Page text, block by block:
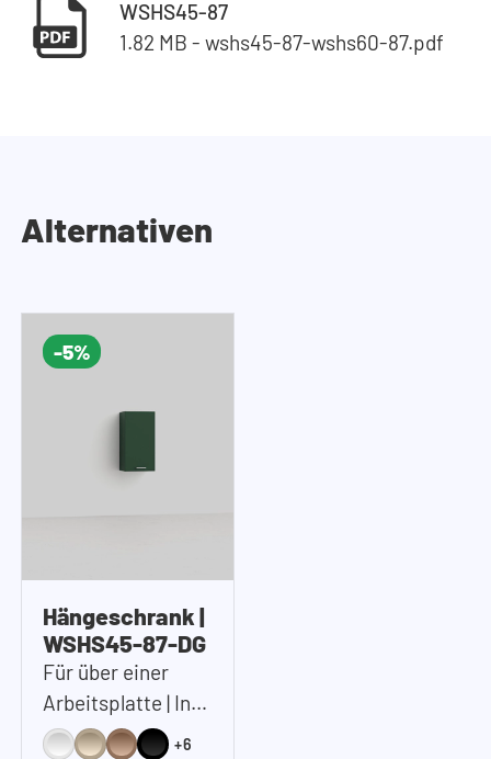
WSHS45-87
1.82 MB - wshs45-87-wshs60-87.pdf
Alternativen
-5%
Hängeschrank |
WSHS45-87-DG
Für über einer
Arbeitsplatte | Inkl.
2x Einlegeböden |
+6